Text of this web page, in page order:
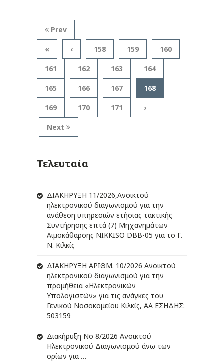
Prev
« ‹ 158 159 160
161 162 163 164
165 166 167 168
169 170 171 ›
Next
Τελευταία
ΔIΑΚΗΡΥΞΗ 11/2026,Ανοικτού
ηλεκτρονικού διαγωνισμού για την
ανάθεση υπηρεσιών ετήσιας τακτικής
Συντήρησης επτά (7) Μηχανημάτων
Αιμοκάθαρσης NIKKISO DBB-05 για το Γ.
Ν. Κιλκίς
ΔIΑΚΗΡΥΞΗ ΑΡIΘΜ. 10/2026 Ανοικτού
ηλεκτρονικού διαγωνισμού για την
προμήθεια «Ηλεκτρονικών
Υπολογιστών» για τις ανάγκες του
Γενικού Νοσοκομείου Κιλκίς, ΑΑ ΕΣΗΔΗΣ:
503159
Διακήρυξη Νο 8/2026 Ανοικτού
Ηλεκτρονικού Διαγωνισμού άνω των
ορίων για …